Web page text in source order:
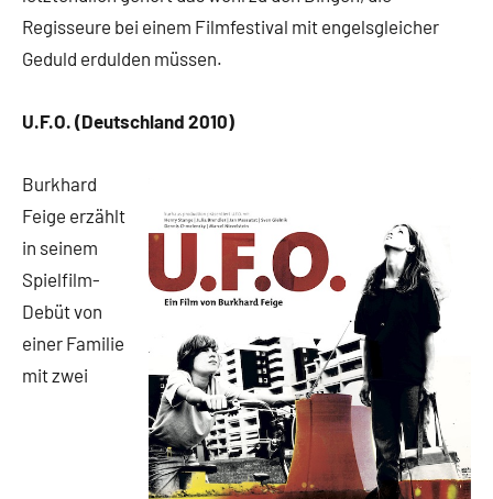
Regisseure bei einem Filmfestival mit engelsgleicher
Geduld erdulden müssen.
U.F.O. (Deutschland 2010)
Burkhard
Feige erzählt
in seinem
Spielfilm-
Debüt von
einer Familie
mit zwei